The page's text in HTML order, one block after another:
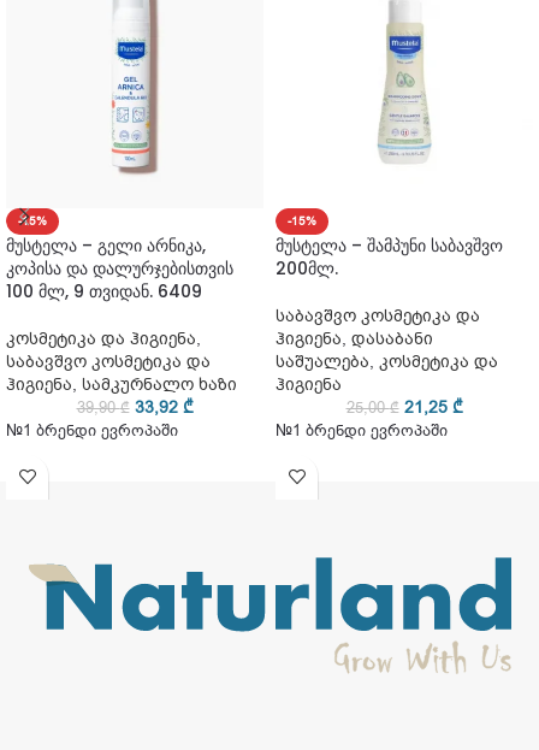
-15%
მუსტელა – გელი არნიკა,
კოპისა და დალურჯებისთვის
100 მლ, 9 თვიდან. 6409
კოსმეტიკა და ჰიგიენა,
საბავშვო კოსმეტიკა და
ჰიგიენა, სამკურნალო ხაზი
39,90₾ 33,92 ₾
№1 ბრენდი ევროპაში
-15%
მუსტელა – შამპუნი საბავშვო
200მლ.
საბავშვო კოსმეტიკა და
ჰიგიენა, დასაბანი
საშუალება, კოსმეტიკა და
ჰიგიენა
25,00₾ 21,25 ₾
№1 ბრენდი ევროპაში